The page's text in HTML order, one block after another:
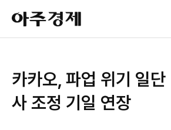
아
주
경
카카오, 파업 위기 일
사 조정 기일 연장